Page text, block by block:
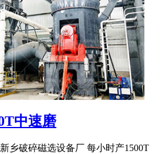
中速磨
乡破碎磁选设备厂 每小时产1500T